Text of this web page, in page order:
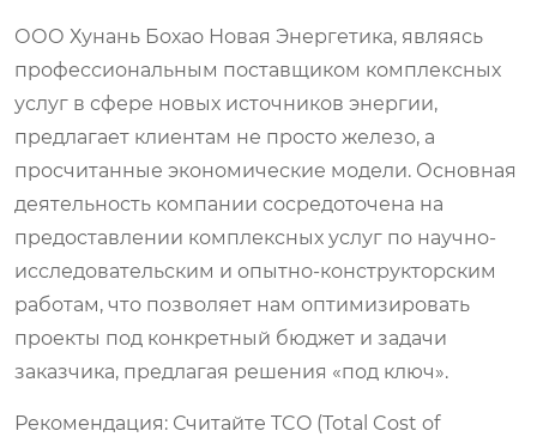
ООО Хунань Бохао Новая Энергетика, являясь
профессиональным поставщиком комплексных
услуг в сфере новых источников энергии,
предлагает клиентам не просто железо, а
просчитанные экономические модели. Основная
деятельность компании сосредоточена на
предоставлении комплексных услуг по научно-
исследовательским и опытно-конструкторским
работам, что позволяет нам оптимизировать
проекты под конкретный бюджет и задачи
заказчика, предлагая решения «под ключ».
Рекомендация: Считайте TCO (Total Cost of